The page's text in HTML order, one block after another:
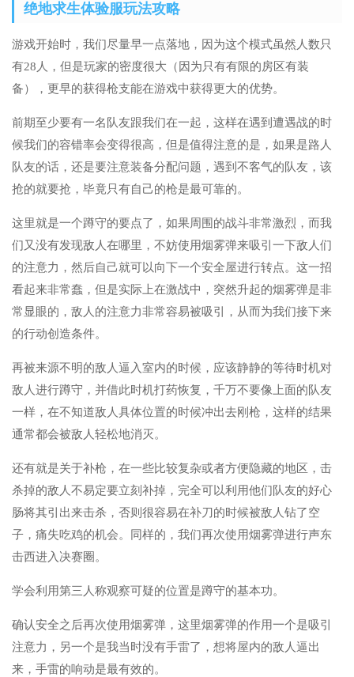
绝地求生体验服玩法攻略
游戏开始时，我们尽量早一点落地，因为这个模式虽然人数只
有28人，但是玩家的密度很大（因为只有有限的房区有装
备），更早的获得枪支能在游戏中获得更大的优势。
前期至少要有一名队友跟我们在一起，这样在遇到遭遇战的时
候我们的容错率会变得很高，但是值得注意的是，如果是路人
队友的话，还是要注意装备分配问题，遇到不客气的队友，该
抢的就要抢，毕竟只有自己的枪是最可靠的。
这里就是一个蹲守的要点了，如果周围的战斗非常激烈，而我
们又没有发现敌人在哪里，不妨使用烟雾弹来吸引一下敌人们
的注意力，然后自己就可以向下一个安全屋进行转点。这一招
看起来非常蠢，但是实际上在激战中，突然升起的烟雾弹是非
常显眼的，敌人的注意力非常容易被吸引，从而为我们接下来
的行动创造条件。
再被来源不明的敌人逼入室内的时候，应该静静的等待时机对
敌人进行蹲守，并借此时机打药恢复，千万不要像上面的队友
一样，在不知道敌人具体位置的时候冲出去刚枪，这样的结果
通常都会被敌人轻松地消灭。
还有就是关于补枪，在一些比较复杂或者方便隐藏的地区，击
杀掉的敌人不易定要立刻补掉，完全可以利用他们队友的好心
肠将其引出来击杀，否则很容易在补刀的时候被敌人钻了空
子，痛失吃鸡的机会。同样的，我们再次使用烟雾弹进行声东
击西进入决赛圈。
学会利用第三人称观察可疑的位置是蹲守的基本功。
确认安全之后再次使用烟雾弹，这里烟雾弹的作用一个是吸引
注意力，另一个是我当时没有手雷了，想将屋内的敌人逼出
来，手雷的响动是最有效的。